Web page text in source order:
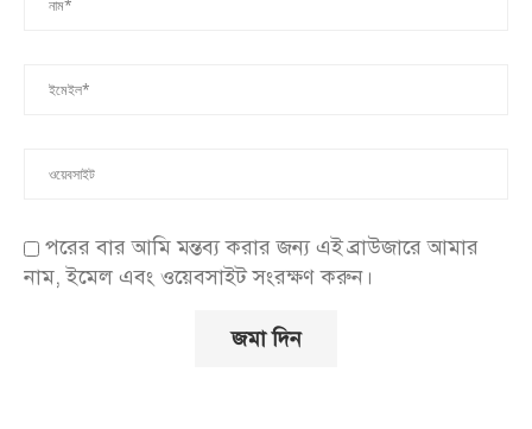
পরের বার আমি মন্তব্য করার জন্য এই ব্রাউজারে আমার
নাম, ইমেল এবং ওয়েবসাইট সংরক্ষণ করুন।